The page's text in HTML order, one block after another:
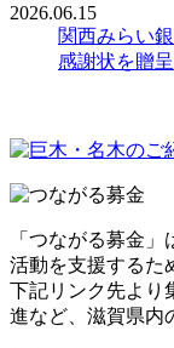
2026.06.15
関西みらい
感謝状を贈呈
「つながる募金
活動を支援するた
下記リンク先より
進など、滋賀県内